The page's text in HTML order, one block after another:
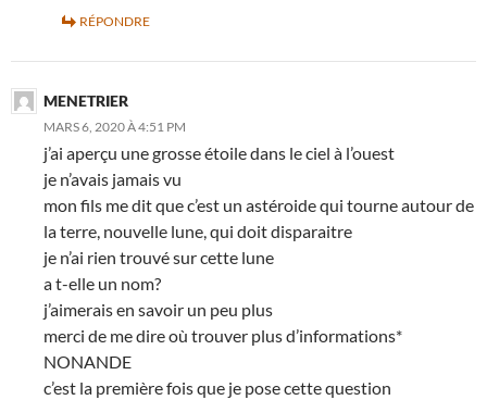
RÉPONDRE
MENETRIER
MARS 6, 2020 À 4:51 PM
j’ai aperçu une grosse étoile dans le ciel à l’ouest
je n’avais jamais vu
mon fils me dit que c’est un astéroide qui tourne autour de
la terre, nouvelle lune, qui doit disparaitre
je n’ai rien trouvé sur cette lune
a t-elle un nom?
j’aimerais en savoir un peu plus
merci de me dire où trouver plus d’informations*
NONANDE
c’est la première fois que je pose cette question